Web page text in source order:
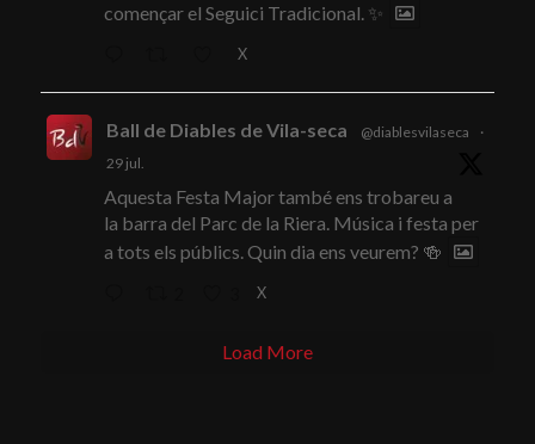
començar el Seguici Tradicional. ✨
X
Ball de Diables de Vila-seca @diablesvilaseca
·
29 jul.
Aquesta Festa Major també ens trobareu a
la barra del Parc de la Riera. Música i festa per
a tots els públics. Quin dia ens veurem? 🍻
X
Load More